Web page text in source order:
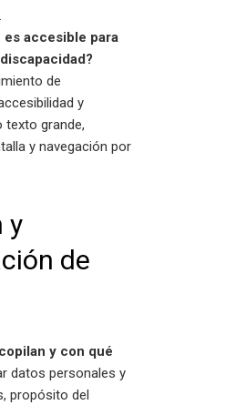
es accesible para
de
y
grande,
y navegación por
y
de
y con qué
datos personales y
propósito del